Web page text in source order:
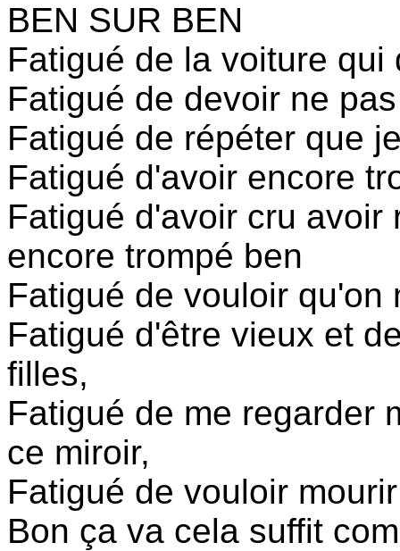
BEN SUR BEN
Fatigué de la voiture qui
Fatigué de devoir ne
Fatigué de répéter que
Fatigué d'avoir encore
Fatigué d'avoir cru
encore trompé ben
Fatigué de vouloir qu'on
Fatigué d'être vieux et
filles,
Fatigué de me regarder
ce miroir,
Fatigué de vouloir
Bon ça va cela suffit